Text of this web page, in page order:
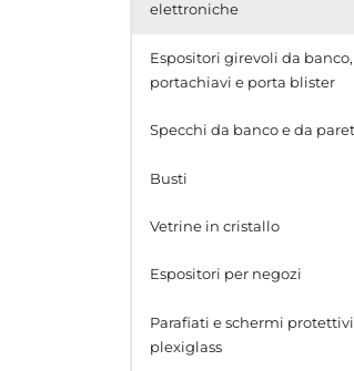
elettroniche
Espositori girevoli da banco,
portachiavi e porta blister
Espositori girevoli da
ganci
Specchi da banco e da
Busti
Vetrine in cristallo
Laminato
Laminato light
All design
Espositori per negozi
Parafiati e schermi
plexiglass